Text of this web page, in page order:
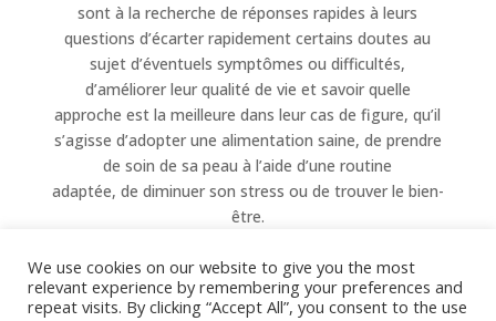
sont à la recherche de réponses rapides à leurs
questions d’écarter rapidement certains doutes au
sujet d’éventuels symptômes ou difficultés,
d’améliorer leur qualité de vie et savoir quelle
approche est la meilleure dans leur cas de figure, qu’il
s’agisse d’adopter une alimentation saine, de prendre
de soin de sa peau à l’aide d’une routine
adaptée, de diminuer son stress ou de trouver le bien-
être.
bienvenue, nous espérons que vous trouverez ici
toutes
We use cookies on our website to give you the most
relevant experience by remembering your preferences and
repeat visits. By clicking “Accept All”, you consent to the use